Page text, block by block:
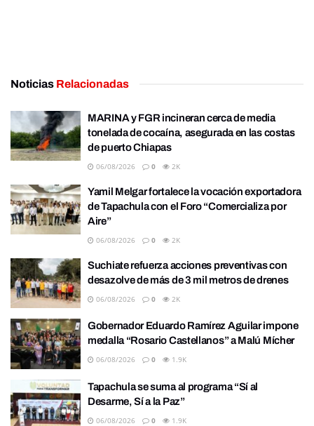
Noticias Relacionadas
MARINA y FGR incineran cerca de media
tonelada de cocaína, asegurada en las costas
de puerto Chiapas
06/08/2026 0 2K
Yamil Melgar fortalece la vocación exportadora
de Tapachula con el Foro “Comercializa por
Aire”
06/08/2026 0 2K
Suchiate refuerza acciones preventivas con
desazolve de más de 3 mil metros de drenes
06/08/2026 0 2K
Gobernador Eduardo Ramírez Aguilar impone
medalla “Rosario Castellanos” a Malú Mícher
06/08/2026 0 1.9K
Tapachula se suma al programa “Sí al
Desarme, Sí a la Paz”
06/08/2026 0 1.9K